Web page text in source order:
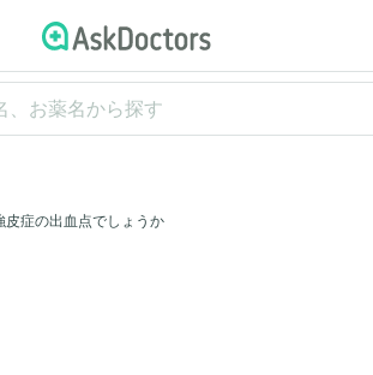
皮症の出血点でしょうか